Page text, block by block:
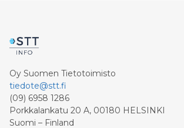
Oy Suomen Tietotoimisto
tiedote@stt.fi
(09) 6958 1286
Porkkalankatu 20 A, 00180 HELSINKI
Suomi – Finland